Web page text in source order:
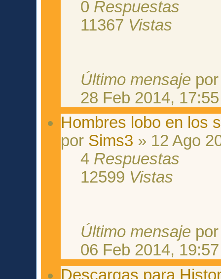
0 Respuestas
11367 Vistas
Último mensaje
28 Feb 2014, 17:55
Hombres lobo en los
por Sims3 » 12 Ago
4 Respuestas
12599 Vistas
Último mensaje
06 Feb 2014, 19:57
Descargas para